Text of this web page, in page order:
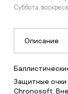
Суббота,
Описание
Защитные очки
Chronosoft.